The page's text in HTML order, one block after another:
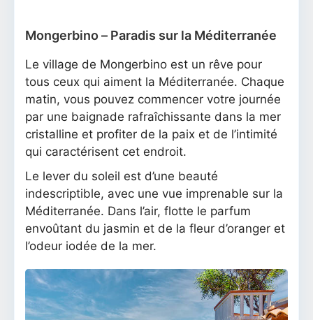
Mongerbino – Paradis sur la Méditerranée
Le village de Mongerbino est un rêve pour
tous ceux qui aiment la Méditerranée. Chaque
matin, vous pouvez commencer votre journée
par une baignade rafraîchissante dans la mer
cristalline et profiter de la paix et de l’intimité
qui caractérisent cet endroit.
Le lever du soleil est d’une beauté
indescriptible, avec une vue imprenable sur la
Méditerranée. Dans l’air, flotte le parfum
envoûtant du jasmin et de la fleur d’oranger et
l’odeur iodée de la mer.